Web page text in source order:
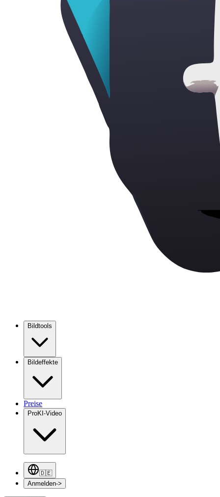
Bildtools
Bildeffekte
Preise
ProKI-Video
🇩🇪
Anmelden->